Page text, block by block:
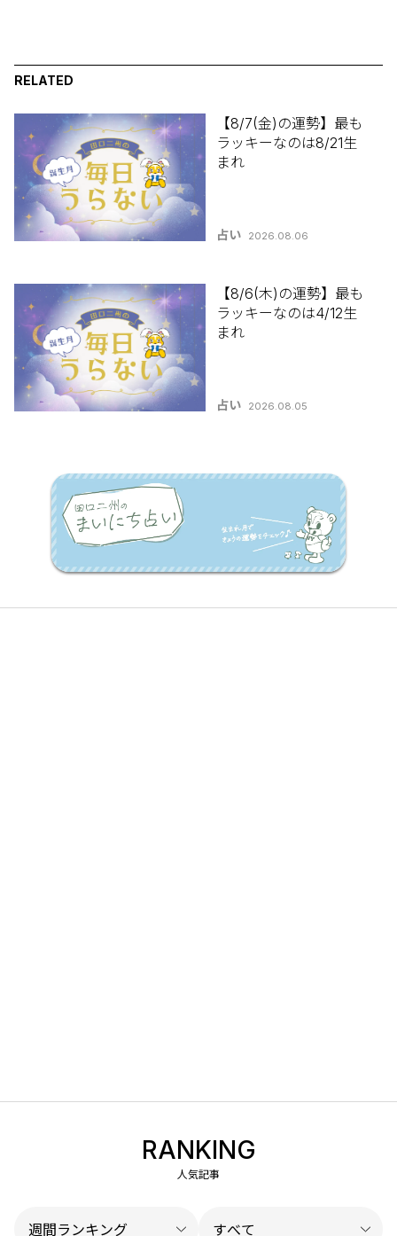
RELATED
【8/7(金)の運勢】最も
ラッキーなのは8/21生
まれ
占い 2026.08.06
【8/6(木)の運勢】最も
ラッキーなのは4/12生
まれ
占い 2026.08.05
RANKING
人気記事